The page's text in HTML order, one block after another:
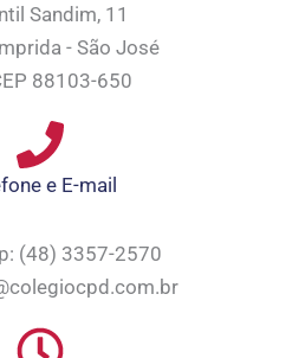
Sandim, 11
- São José
88103-650
e E-mail
(48) 3357-2570